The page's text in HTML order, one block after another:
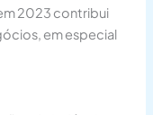
2023 contribui
em especial